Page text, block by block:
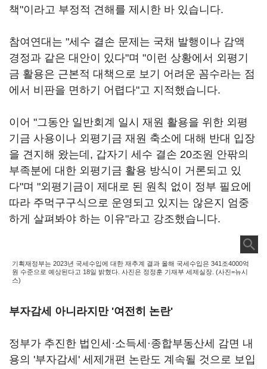
책"이라고 부정적 견해를 제시한 바 있습니다.
참여연대는 "세수 결손 문제는 국채 발행이나 감액
경정과 같은 대안이 있다"며 "이런 상황에서 외평기
금 활용은 근본적 대책으로 보기 어려운 꼼수라는 점
에서 비판을 면하기 어렵다"고 지적했습니다.
이어 "그동안 일반회계 일시 재원 활용을 위한 외평
기금 사용이나 외평기금 재원 축소에 대해 반대 입장
을 견지해 왔는데, 갑자기 세수 결손 20조원 안팎의
부족분에 대한 외평기금 활용 방식이 거론되고 있
다"며 "외평기금이 제대로 된 원칙 없이 정부 필요에
따라 주먹구구식으로 운영되고 있지는 않은지 엄중
하게 살펴봐야 하는 이유"라고 강조했습니다.
기획재정부는 2023년 국세수입에 대한 재추계 결과 올해 국세수입은 341조4000억
원 수준으로 예상된다고 18일 밝혔다. 사진은 정정훈 기재부 세제실장. (사진=뉴시
스)
부자감세 아니라지만 '여전히 논란'
정부가 추진한 법인세·소득세·종합부동산세 감면 내
용의 '부자감세' 세제개편 논란도 계속될 것으로 보입